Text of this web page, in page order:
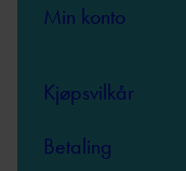
Min konto
Kjøpsvilkår
Betaling